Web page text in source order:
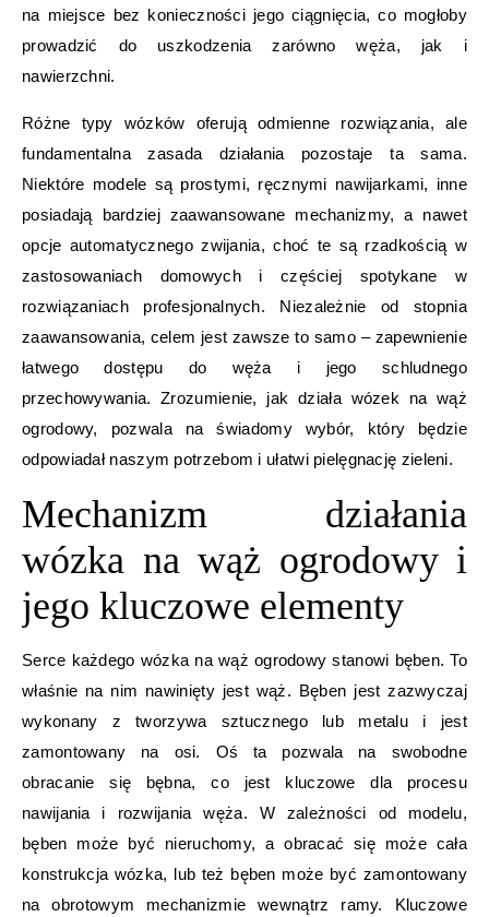
na miejsce bez konieczności jego ciągnięcia, co mogłoby
prowadzić do uszkodzenia zarówno węża, jak i
nawierzchni.
Różne typy wózków oferują odmienne rozwiązania, ale
fundamentalna zasada działania pozostaje ta sama.
Niektóre modele są prostymi, ręcznymi nawijarkami, inne
posiadają bardziej zaawansowane mechanizmy, a nawet
opcje automatycznego zwijania, choć te są rzadkością w
zastosowaniach domowych i częściej spotykane w
rozwiązaniach profesjonalnych. Niezależnie od stopnia
zaawansowania, celem jest zawsze to samo – zapewnienie
łatwego dostępu do węża i jego schludnego
przechowywania. Zrozumienie, jak działa wózek na wąż
ogrodowy, pozwala na świadomy wybór, który będzie
odpowiadał naszym potrzebom i ułatwi pielęgnację zieleni.
Mechanizm działania
wózka na wąż ogrodowy i
jego kluczowe elementy
Serce każdego wózka na wąż ogrodowy stanowi bęben. To
właśnie na nim nawinięty jest wąż. Bęben jest zazwyczaj
wykonany z tworzywa sztucznego lub metalu i jest
zamontowany na osi. Oś ta pozwala na swobodne
obracanie się bębna, co jest kluczowe dla procesu
nawijania i rozwijania węża. W zależności od modelu,
bęben może być nieruchomy, a obracać się może cała
konstrukcja wózka, lub też bęben może być zamontowany
na obrotowym mechanizmie wewnątrz ramy. Kluczowe